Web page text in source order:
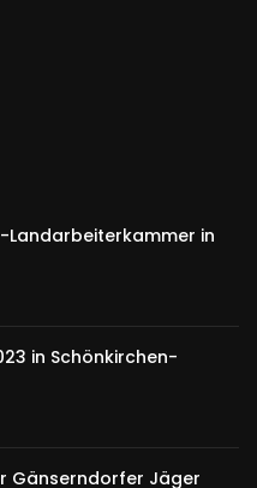
in
in Schönkirchen-
Gänserndorfer Jäger